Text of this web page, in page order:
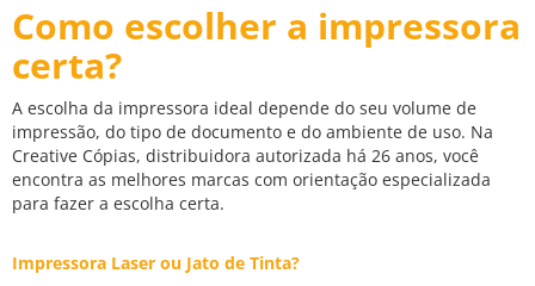
Como escolher a impressora
certa?
A escolha da impressora ideal depende do seu volume de
impressão, do tipo de documento e do ambiente de uso. Na
Creative Cópias, distribuidora autorizada há 26 anos, você
encontra as melhores marcas com orientação especializada
para fazer a escolha certa.
Impressora Laser ou Jato de Tinta?